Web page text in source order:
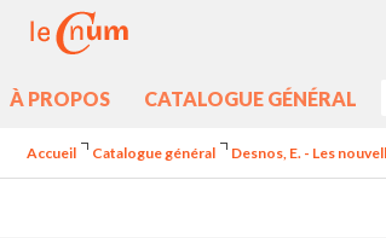
À PROPOS CATALOGUE GÉNÉRAL
Accueil Catalogue général Desnos, E. - Les